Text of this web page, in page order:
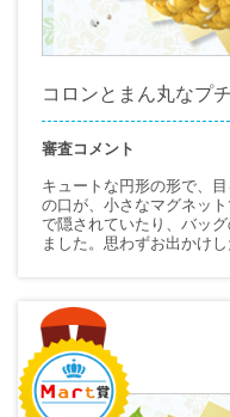
コロンとまん丸なプ
審査コメント
キュートな円形の形で、
の口が、小さなマグネッ
で隠されていたり、バッ
ました。思わずお出かけ